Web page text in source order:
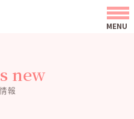
new
報